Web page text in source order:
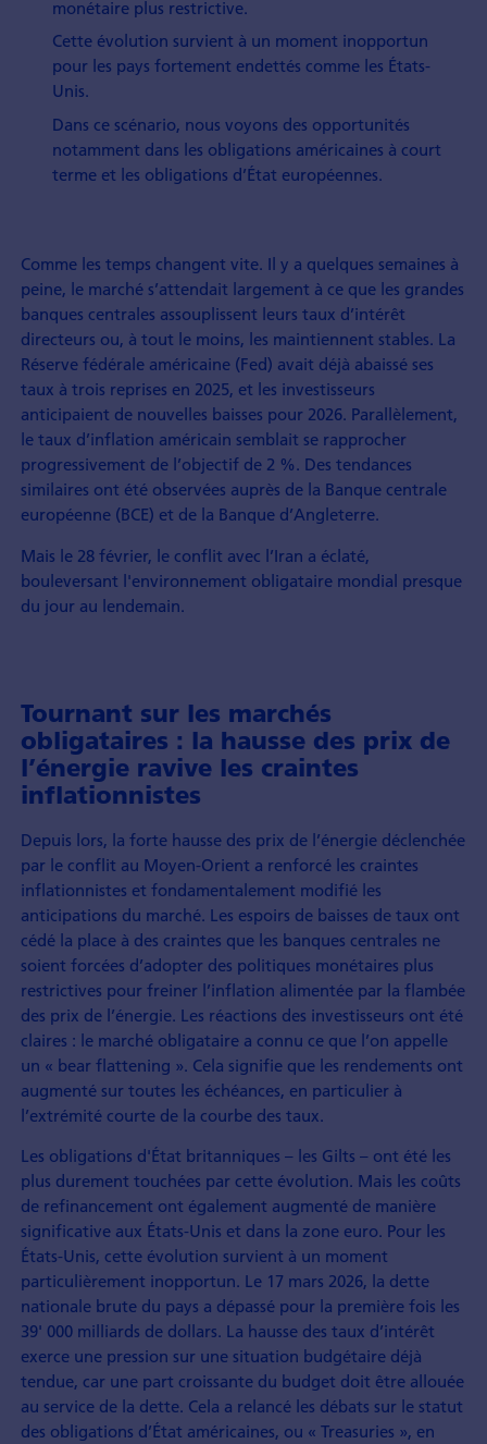
monétaire plus restrictive.
Cette évolution survient à un moment inopportun
pour les pays fortement endettés comme les États-
Unis.
Dans ce scénario, nous voyons des opportunités
notamment dans les obligations américaines à court
terme et les obligations d’État européennes.
Comme les temps changent vite. Il y a quelques semaines à
peine, le marché s’attendait largement à ce que les grandes
banques centrales assouplissent leurs taux d’intérêt
directeurs ou, à tout le moins, les maintiennent stables. La
Réserve fédérale américaine (Fed) avait déjà abaissé ses
taux à trois reprises en 2025, et les investisseurs
anticipaient de nouvelles baisses pour 2026. Parallèlement,
le taux d’inflation américain semblait se rapprocher
progressivement de l’objectif de 2 %. Des tendances
similaires ont été observées auprès de la Banque centrale
européenne (BCE) et de la Banque d’Angleterre.
Mais le 28 février, le conflit avec l’Iran a éclaté,
bouleversant l'environnement obligataire mondial presque
du jour au lendemain.
Tournant sur les marchés
obligataires : la hausse des prix de
l’énergie ravive les craintes
inflationnistes
Depuis lors, la forte hausse des prix de l’énergie déclenchée
par le conflit au Moyen-Orient a renforcé les craintes
inflationnistes et fondamentalement modifié les
anticipations du marché. Les espoirs de baisses de taux ont
cédé la place à des craintes que les banques centrales ne
soient forcées d’adopter des politiques monétaires plus
restrictives pour freiner l’inflation alimentée par la flambée
des prix de l’énergie. Les réactions des investisseurs ont été
claires : le marché obligataire a connu ce que l’on appelle
un « bear flattening ». Cela signifie que les rendements ont
augmenté sur toutes les échéances, en particulier à
l’extrémité courte de la courbe des taux.
Les obligations d'État britanniques – les Gilts – ont été les
plus durement touchées par cette évolution. Mais les coûts
de refinancement ont également augmenté de manière
significative aux États-Unis et dans la zone euro. Pour les
États-Unis, cette évolution survient à un moment
particulièrement inopportun. Le 17 mars 2026, la dette
nationale brute du pays a dépassé pour la première fois les
39' 000 milliards de dollars. La hausse des taux d’intérêt
exerce une pression sur une situation budgétaire déjà
tendue, car une part croissante du budget doit être allouée
au service de la dette. Cela a relancé les débats sur le statut
des obligations d’État américaines, ou « Treasuries », en